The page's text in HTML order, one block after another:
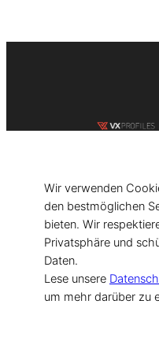
for
Wir verwenden
den bestmöglichen
bieten. Wir
Privatsphäre und
Daten.
Lese unsere
um mehr darüber zu